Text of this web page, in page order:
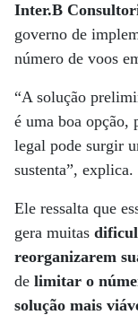
Inter.B
governo de
número de voos
“A solução
é uma boa opção,
legal pode surgir
sustenta”, explica.
Ele ressalta que
gera muitas
reorganizarem
de limitar o
solução mais